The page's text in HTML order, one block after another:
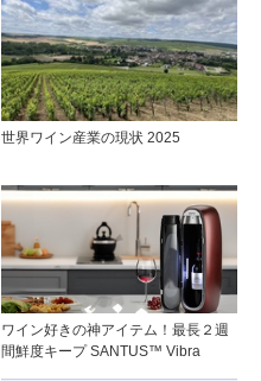
世界ワイン産業の現状 2025
ワイン好きの神アイテム！最長２週
間鮮度キープ SANTUS™ Vibra